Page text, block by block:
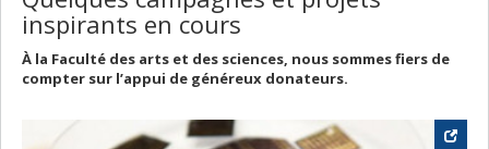
inspirants en cours
À la Faculté des arts et des sciences, nous sommes fiers de
compter sur l’appui de généreux donateurs.